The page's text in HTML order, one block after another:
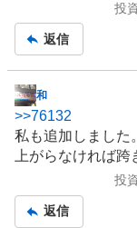
投
返信
掲
示
板
記
和
>>76132
私も追加しました。
上がらなければ
投
返信